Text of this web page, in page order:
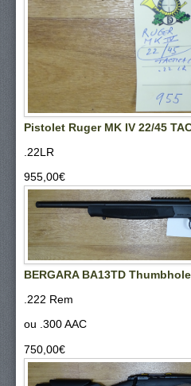
Pistolet Ruger MK IV 22/45
.22LR
955,00‎€
BERGARA BA13TD Thumbhole
.222 Rem
ou .300 AAC
750,00‎€